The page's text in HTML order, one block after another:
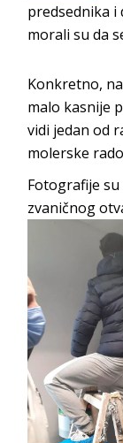
predsednika
morali su da
Konkretno,
malo kasnije
vidi jedan od
molerske
Fotografije
zvaničnog